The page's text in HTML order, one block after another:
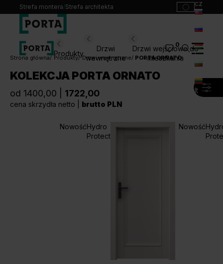
Strefa montera/Strefa architekta cz
hu
lt
Produkty
Drzwi
wewnętrzne
Drzwi wejściowe do
mieszkania
0
Wybierz swoje drzwi
Produkty
Punkty sprzedaży
Katalogi
Strona główna Produkty Drzwi wewnętrzne PORTA ORNATO
KOLEKCJA PORTA ORNATO
od 1400,00 | 1722,00
cena skrzydła netto | brutto PLN
NowośćHydro
Protect
Nowość